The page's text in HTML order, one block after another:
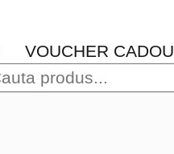
VOUCHER CADOU